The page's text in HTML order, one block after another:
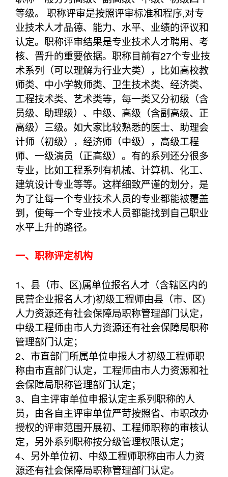
等级。 职称评审是按照评审标准和程序,对专
业技术人才品德、能力、水平、业绩的评议和
认定。职称评审结果是专业技术人才聘用、考
核、晋升的重要依据。职称目前有27个专业技
术系列（可以理解为行业大类），比如高校教
师类、中小学教师类、卫生技术类、经济类、
工程技术类、艺术类等，每一类又分初级（含
员级、助理级）、中级、高级（含副高级、正
高级）三级。如大家比较熟悉的医士、助理会
计师（初级），经济师（中级），高级工程
师、一级演员（正高级）。有的系列还分很多
专业，比如工程系列有机械、计算机、化工、
建筑设计专业等等。这样细致严谨的划分，是
为了让每一个专业技术人员的专业都能被覆盖
到，使每一个专业技术人员都能找到自己职业
水平上升的路径。
一、职称评定机构
1、县（市、区)属单位报名人才（含辖区内的
民营企业报名人才)初级工程师由县（市、区)
人力资源还有社会保障局职称管理部门认定，
中级工程师由市人力资源还有社会保障局职称
管理部门认定；
2、市直部门所属单位申报人才初级工程师职
称由市直部门认定，工程师由市人力资源和社
会保障局职称管理部门认定；
3、自主评审单位申报认定主系列职称的人
员，由各自主评审单位严苛按照省、市职改办
授权的评审范围开展初、工程师职称的审核认
定，另外系列职称按分级管理权限认定；
4、另外单位初、中级工程师职称由市人力资
源还有社会保障局职称管理部门认定。